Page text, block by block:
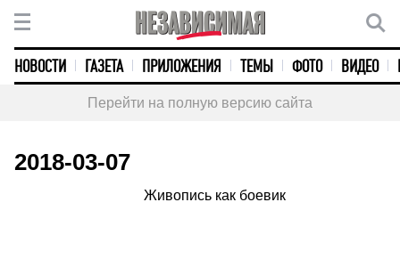
НОВОСТИ ГАЗЕТА ПРИЛОЖЕНИЯ ТЕМЫ ФОТО ВИДЕО
Перейти на полную версию сайта
2018-03-07
Живопись как боевик